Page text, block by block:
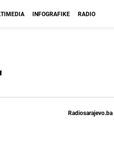
INFOGRAFIKE RADIO
Radiosarajevo.ba